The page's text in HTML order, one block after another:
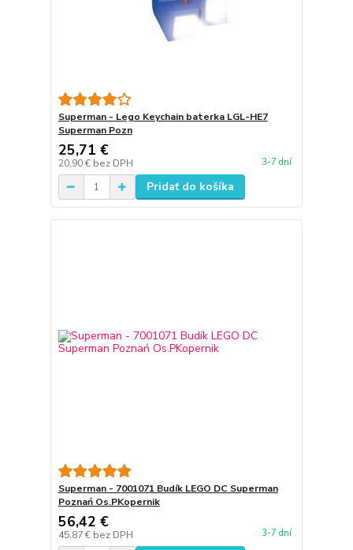
Superman - Lego Keychain baterka LGL-HE7
Superman Pozn
25,71 €
20,90 € bez DPH 3-7 dní
Pridať do košíka
Superman - 7001071 Budík LEGO DC Superman
Poznań Os.PKopernik
56,42 €
45,87 € bez DPH 3-7 dní